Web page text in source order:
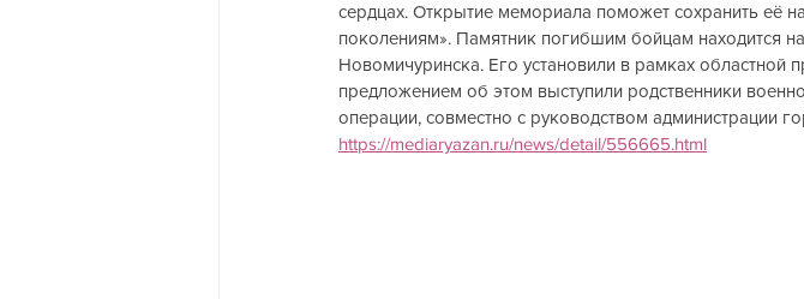
сердцах. Открытие мемориала поможет сохранить её
поколениям». Памятник погибшим бойцам находится
Новомичуринска. Его установили в рамках
предложением об этом выступили родственники
операции, совместно с руководством
https://mediaryazan.ru/news/detail/556665.html